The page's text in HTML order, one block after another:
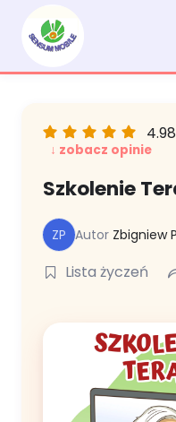
treści
4.98
Szkolenie
ZP Autor Zbigniew
Lista życzeń